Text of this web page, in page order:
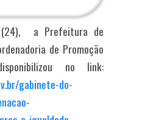
a Prefeitura de
de Promoção
no link:
gabinete-do-